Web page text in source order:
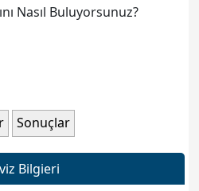
Nasıl Buluyorsunuz?
Bilgieri